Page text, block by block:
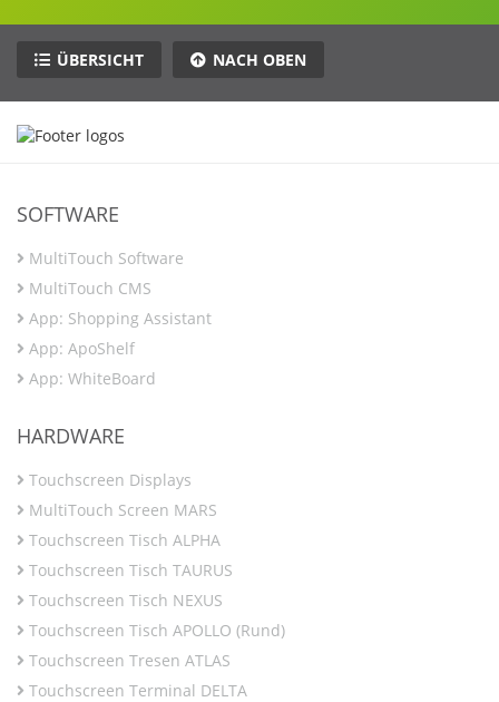
ÜBERSICHT NACH OBEN
SOFTWARE
MultiTouch Software
MultiTouch CMS
App: Shopping Assistant
App: ApoShelf
App: WhiteBoard
HARDWARE
Touchscreen Displays
MultiTouch Screen MARS
Touchscreen Tisch ALPHA
Touchscreen Tisch TAURUS
Touchscreen Tisch NEXUS
Touchscreen Tisch APOLLO (Rund)
Touchscreen Tresen ATLAS
Touchscreen Terminal DELTA